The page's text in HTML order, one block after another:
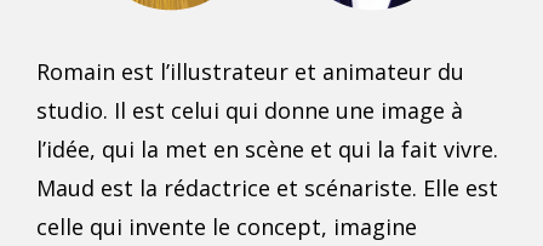
Romain est l’illustrateur et animateur du
studio. Il est celui qui donne une image à
l’idée, qui la met en scène et qui la fait vivre.
Maud est la rédactrice et scénariste. Elle est
celle qui invente le concept, imagine